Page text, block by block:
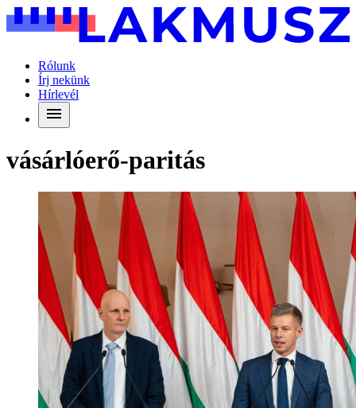
Rólunk
Írj nekünk
Hírlevél
vásárlóerő-paritás